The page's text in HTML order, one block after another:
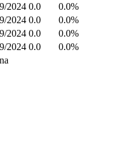
2024 0.0
0.0%
2024 0.0
0.0%
2024 0.0
0.0%
2024 0.0
0.0%